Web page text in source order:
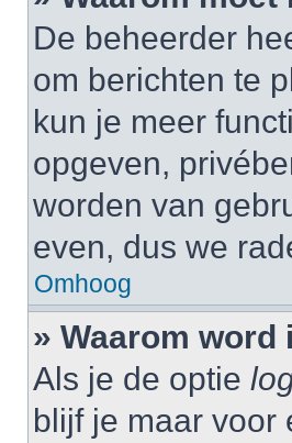
De beheerder
om berichten te
kun je meer
opgeven,
worden van
even, dus we
Omhoog
» Waarom
Als je de optie
blijf je maar voor